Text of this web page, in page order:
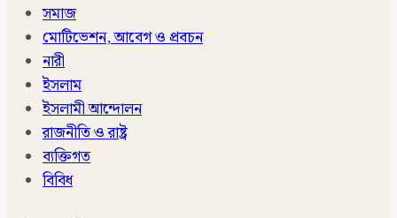
সমাজ
মোটিভেশন, আবেগ ও প্রবচন
নারী
ইসলাম
ইসলামী আন্দোলন
রাজনীতি ও রাষ্ট্র
ব্যক্তিগত
বিবিধ